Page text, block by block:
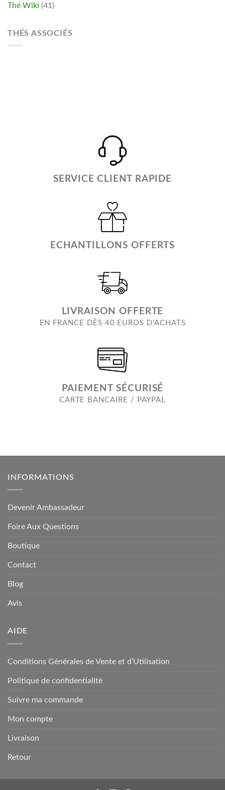
Thé Wiki (41)
THÉS ASSOCIÉS
SERVICE CLIENT RAPIDE
ECHANTILLONS OFFERTS
LIVRAISON OFFERTE
EN FRANCE DÈS 40 EUROS D'ACHATS
PAIEMENT SÉCURISÉ
CARTE BANCAIRE / PAYPAL
INFORMATIONS
Devenir Ambassadeur
Foire Aux Questions
Boutique
Contact
Blog
Avis
AIDE
Conditions Générales de Vente et d’Utilisation
Politique de confidentialité
Suivre ma commande
Mon compte
Livraison
Retour